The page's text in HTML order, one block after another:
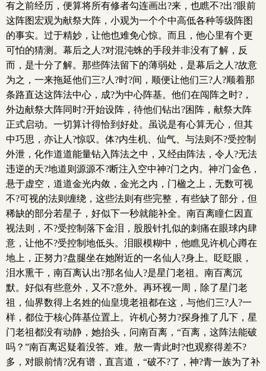
有之前经历，便算将所有修者勾连画出?来，也瞧不?出?眼前
这阵图宏观为献祭大阵，小观为一个个中高低各种等级阵图
的事实。过于精妙，让他也难免心惊。而且，他心里有个更
可怕的猜测。幕后之人?对混沌蛛的手段并非没有了解，反
而，是十分了解。那些阵法留下的薄弱处，是幕后之人?故意
为之，一来拖延他们三?人?时?间，顺便让他们三?人?顺着那
条路直达这阵法中心，成?为中心阵基。他们在闯阵之时?，
外边献祭大阵同时?开始设阵，待他们钻出?困阵，献祭大阵
正式启动。一切算计得恰到好处。虽说是有心算无心，但其
中巧思，亦让人?惊叹。体?内生机、仙气、与法则不?受控制
外泄，化作道道能量钻入阵法之中，又经由阵法，令人?无法
违逆的天?地道则源源不?断注入空中神?门之内。神?门金色，
悬于虚空，道道金光内敛，金光之内，门楹之上，无数可视
不?可视的法则缠绕，这些法则有些完整，有些缺了部分，但
稀缺的部分若星子，好似下一秒就能补全。南百离瞳仁因直
视法则，不?受控制落下金泪，股股针扎似的刺痛在眼球内肆
意，让他不?受控制地低头。泪眼模糊中，他瞧见许机心蹲在
地上，正努力?盘腿坐在她附近的一名仙人?身上。眨眨眼，
泪水熏干，南百离认出?那名仙人?是星门老祖。南百离沉
默。好似有些意外，又不?意外。再环视一周，除了星门老
祖，仙界数得上名姓的仙皇境老祖都在这，与他们三?人?一
样，都位于核心阵基位置上。许机心努力?探身推了几下，星
门老祖都没有动静，她抬头，问南百离，“百离，这阵法能破
吗？”南百离迟疑着没答。难。敖一青此时?也观察得差不?
多，对眼前情?况有谱，直言道，“破不?了，神?青一族为了补